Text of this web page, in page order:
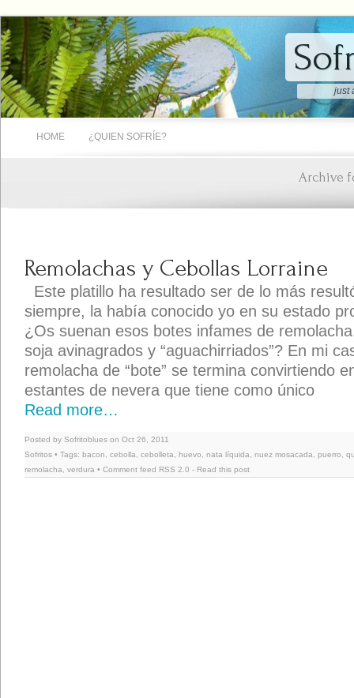
just
HOME ¿QUIEN SOFRÍE?
Archive
Remolachas y Cebollas Lorraine
Este platillo ha resultado ser de lo más
siempre, la había conocido yo en su estado
¿Os suenan esos botes infames de
soja avinagrados y “aguachirriados”? En mi
remolacha de “bote” se termina convirtiendo
estantes de nevera que tiene como único
Read more…
Posted by Sofritoblues on Oct 26, 2011
Sofritos • Tags: bacon cebolla cebolleta huevo nata líquida nuez mosacada puerro
remolacha
verdura • Comment feed RSS 2.0 - Read this post